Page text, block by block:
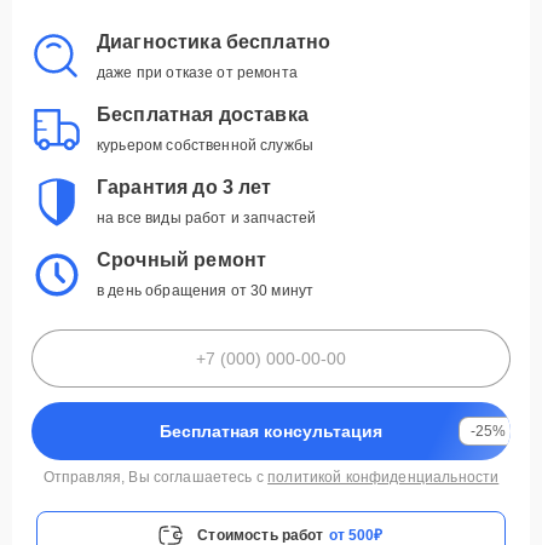
Диагностика бесплатно
даже при отказе от ремонта
Бесплатная доставка
курьером собственной службы
Гарантия до 3 лет
на все виды работ и запчастей
Срочный ремонт
в день обращения от 30 минут
Бесплатная консультация -25%
Отправляя, Вы соглашаетесь с политикой конфиденциальности
Стоимость работ от 500₽